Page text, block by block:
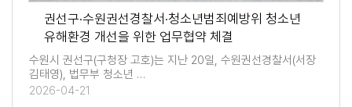
권선구·수원권선경찰서·청소년범죄예방위 청소년
유해환경 개선을 위한 업무협약 체결
수원시 권선구(구청장 고호)는 지난 20일, 수원권선경찰서(서장
김태영), 법무부 청소년 …
2026-04-21